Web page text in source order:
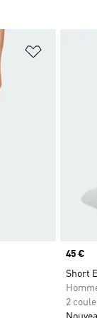
Ajouter à
Prix
45 €
Short
2